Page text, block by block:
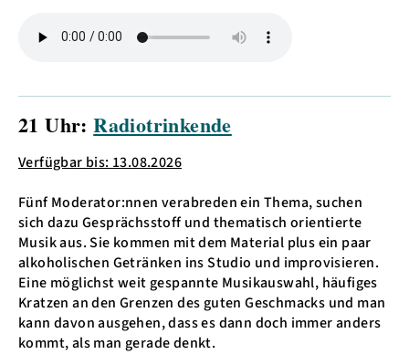
21 Uhr:Radiotrinkende
Verfügbar bis: 13.08.2026
Fünf Moderator:nnen verabreden ein Thema, suchen
sich dazu Gesprächsstoff und thematisch orientierte
Musik aus. Sie kommen mit dem Material plus ein paar
alkoholischen Getränken ins Studio und improvisieren.
Eine möglichst weit gespannte Musikauswahl, häufiges
Kratzen an den Grenzen des guten Geschmacks und man
kann davon ausgehen, dass es dann doch immer anders
kommt, als man gerade denkt.